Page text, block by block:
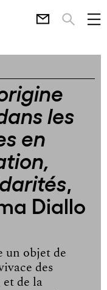
les
en
,
Diallo
un objet de
des
et de la